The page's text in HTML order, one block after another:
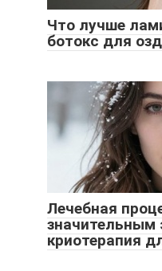
Что лучше
ботокс для
Лечебная
криотерапия